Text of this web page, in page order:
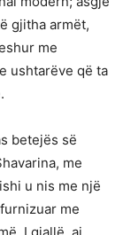
gjitha armët,
me
ushtarëve që ta
betejës së
me
u nis me një
me